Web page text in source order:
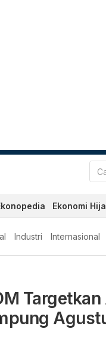
Ekonomi
Industri Internasional